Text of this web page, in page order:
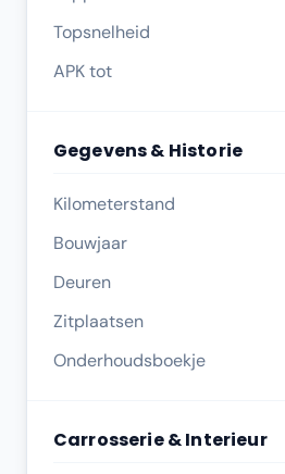
Topsnelheid
APK tot
Gegevens & Historie
Kilometerstand
Bouwjaar
Deuren
Zitplaatsen
Onderhoudsboekje
Carrosserie & Interieur